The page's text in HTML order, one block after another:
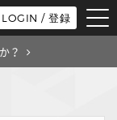
LOGIN / 登録
？